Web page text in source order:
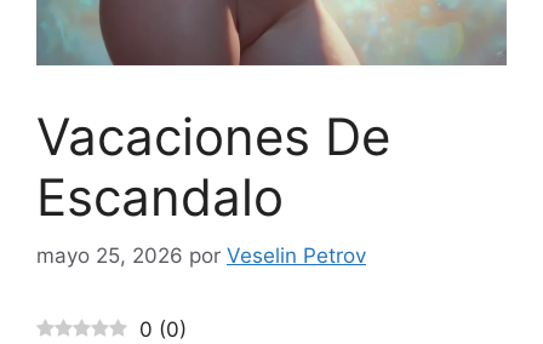
Vacaciones De
Escandalo
mayo 25, 2026 por Veselin Petrov
0 (0)